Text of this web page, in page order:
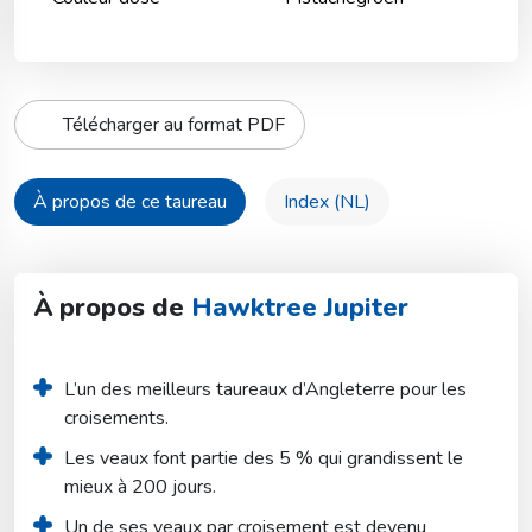
À propos de ce taureau Index (NL)
Télécharger au format PDF
À propos de Hawktree Jupiter
L’un des meilleurs taureaux d’Angleterre pour les
croisements.
Les veaux font partie des 5 % qui grandissent le
mieux à 200 jours.